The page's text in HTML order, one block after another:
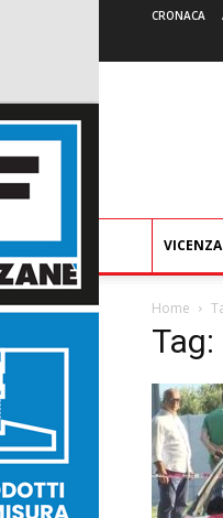
CRONACA
VICENZA
Home